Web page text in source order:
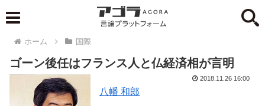
ホーム 国際
ゴーン後任はフランス人と仏経済相が言明
八幡 和郎
2018.11.26 16:00